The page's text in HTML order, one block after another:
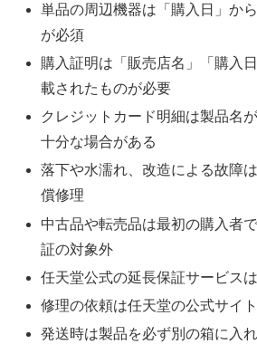
単品の周辺機器は「購入日」か
が必須
購入証明は「販売店名」「購入
載されたものが必要
クレジットカード明細は製品名
十分な場合がある
落下や水濡れ、改造による故障
償修理
中古品や転売品は最初の購入者
証の対象外
任天堂公式の延長保証サービス
修理の依頼は任天堂の公式サイ
発送時は製品を必ず別の箱に入